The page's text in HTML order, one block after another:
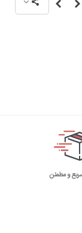
و مطمئن